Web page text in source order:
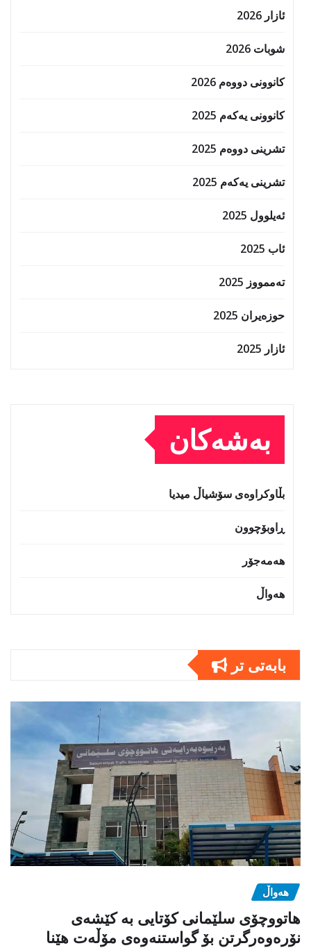
ئازار 2026
شوبات 2026
کانوونی دووەم 2026
کانوونی یەکەم 2025
تشرینی دووەم 2025
تشرینی یەکەم 2025
ئەیلوول 2025
ئاب 2025
تەممووز 2025
حوزه‌یران 2025
ئازار 2025
بەشەکان
بڵاوکراوەی سۆشیاڵ میدیا
ڕاوبۆچوون
هەمەجۆر
هەواڵ
بابەتى تر
هەواڵ
هاتووچۆی سلێمانی کۆتایی بە کێشەی
نۆرەوەرگرتن بۆ گواستنەوەی مۆڵەت هێنا